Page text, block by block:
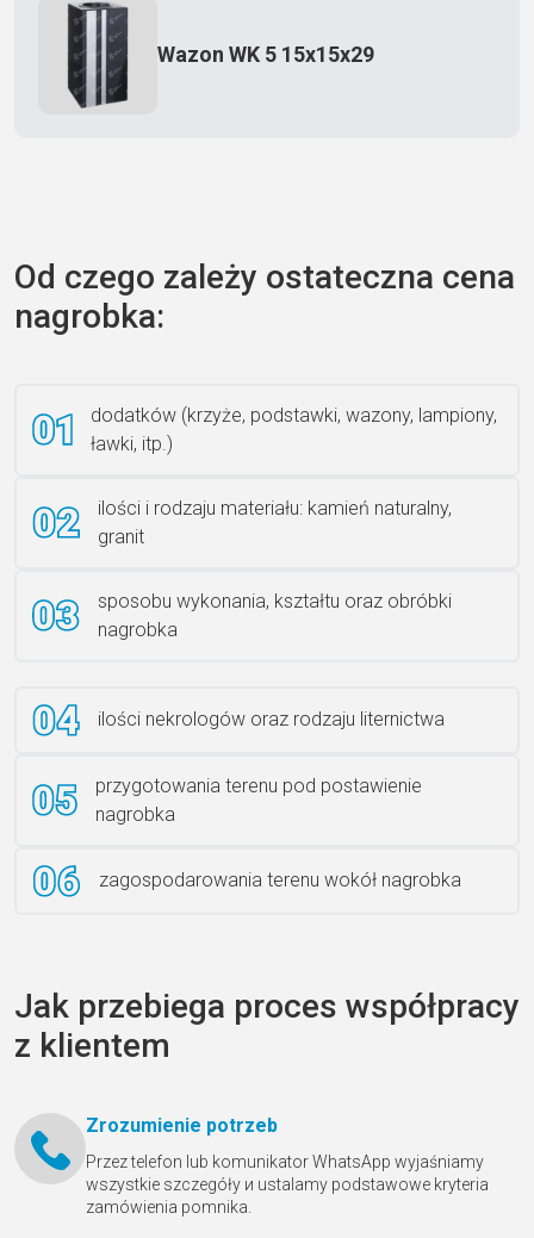
Wazon WK 5 15x15x29
Książka 2
Ławka granitowa LG 12
Od czego zależy ostateczna cena
nagrobka:
dodatków (krzyże, podstawki, wazony, lampiony,
ławki, itp.)
ilości i rodzaju materiału: kamień naturalny,
granit
sposobu wykonania, kształtu oraz obróbki
nagrobka
ilości nekrologów oraz rodzaju liternictwa
przygotowania terenu pod postawienie
nagrobka
zagospodarowania terenu wokół nagrobka
Jak przebiega proces współpracy
z klientem
Zrozumienie potrzeb
Przez telefon lub komunikator WhatsApp wyjaśniamy
wszystkie szczegóły и ustalamy podstawowe kryteria
zamówienia pomnika.